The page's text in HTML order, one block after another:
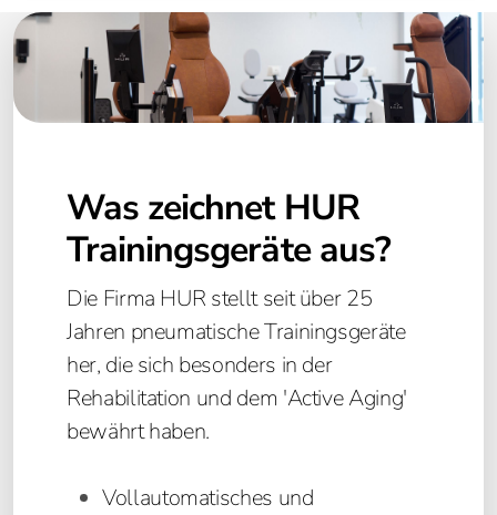
Was zeichnet HUR
Trainingsgeräte aus?
Die Firma HUR stellt seit über 25
Jahren pneumatische Trainingsgeräte
her, die sich besonders in der
Rehabilitation und dem 'Active Aging'
bewährt haben.
Vollautomatisches und
Pixie
Nustep
T6 Pro
Dividat SensoFlex
Silverfit 3D
Silverfit Mile